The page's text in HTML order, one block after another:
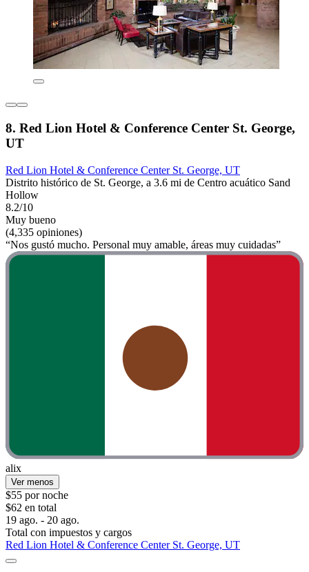
8. Red Lion Hotel & Conference Center St. George,
UT
Red Lion Hotel & Conference Center St. George, UT
Distrito histórico de St. George, a 3.6 mi de Centro acuático Sand
Hollow
8.2/10
Muy bueno
(4,335 opiniones)
“Nos gustó mucho. Personal muy amable, áreas muy cuidadas”
alix
Ver menos
$55 por noche
$62 en total
19 ago. - 20 ago.
Total con impuestos y cargos
Red Lion Hotel & Conference Center St. George, UT